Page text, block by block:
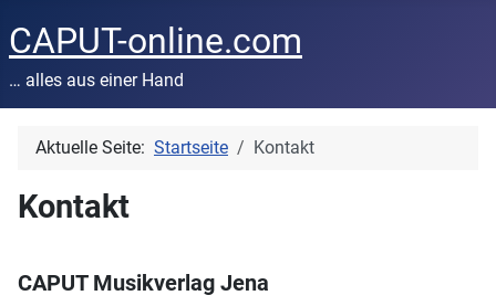
CAPUT-online.com
… alles aus einer Hand
Aktuelle Seite: Startseite Kontakt
Kontakt
CAPUT Musikverlag Jena